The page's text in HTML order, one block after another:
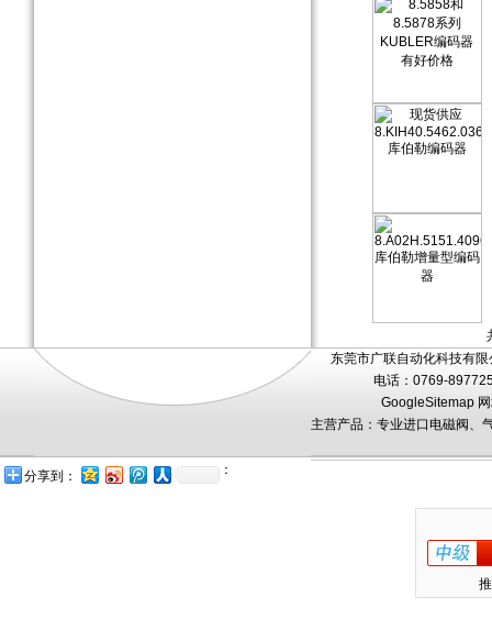
东莞市广联自动化科技有
电话：0769-
GoogleSitemap
主营产品：专业进口电磁阀、
：
分享到：